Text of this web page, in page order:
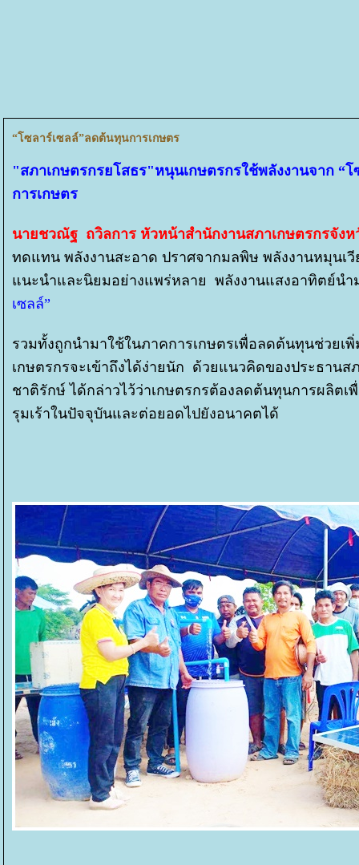
“โซลาร์เซลล์”ลดต้นทุนการเกษตร
"สภาเกษตรกรยโสธร"หนุนเกษตรกรใช้พลังงานจาก “
การเกษตร
นายชวณัฐ ถวิลการ หัวหน้าสำนักงานสภาเกษตรกรจังห
ทดแทน พลังงานสะอาด ปราศจากมลพิษ พลังงานหมุนเ
นะนำและนิยมอย่างแพร่หลาย พลังงานแสงอาทิตย์น
เซลล์”
รวมทั้งถูกนำมาใช้ในภาคการเกษตรเพื่อลดต้นทุนช่วยเ
เกษตรกรจะเข้าถึงได้ง่ายนัก ด้วยแนวคิดของประธา
ชาติรักษ์ ได้กล่าวไว้ว่าเกษตรกรต้องลดต้นทุนการผลิต
รุมเร้าในปัจจุบันและต่อยอดไปยังอนาคตได้